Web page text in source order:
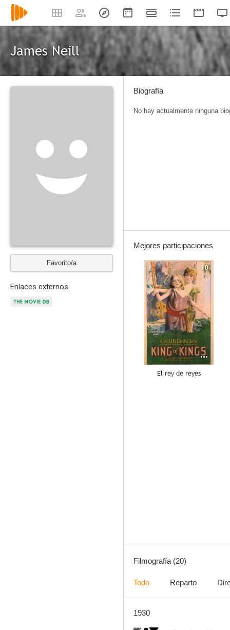
James Neill
Favorito/a
Enlaces externos
Biografía
No hay actualmente ninguna
Mejores participaciones
10
El rey de reyes
Los diez mandamientos
Filmografía (20)
Todo Reparto
1930